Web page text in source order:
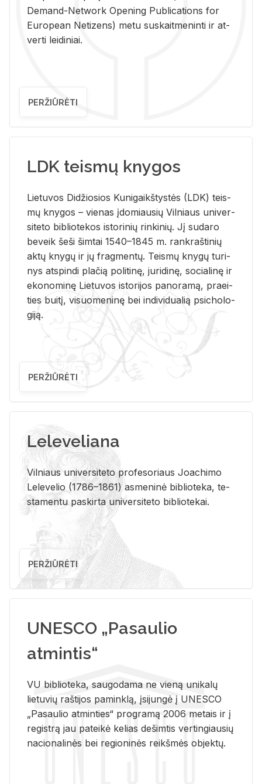
De­mand-Ne­twork Ope­ning Pub­li­ca­tions for
Eu­ro­pe­an Ne­ti­zens) metu su­skait­me­nin­ti ir at­
ver­ti lei­di­niai.
PERŽIŪRĖTI
LDK teismų knygos
Lie­tu­vos Di­džio­sios Ku­ni­gaikš­tys­tės (LDK) teis­
mų kny­gos – vie­nas įdo­miau­sių Vil­niaus uni­ver­
si­te­to bi­b­lio­te­kos is­to­ri­nių rin­ki­nių. Jį su­da­ro
be­veik šeši šim­tai 1540–1845 m. rank­raš­ti­nių
aktų kny­gų ir jų frag­men­tų. Teis­mų kny­gų tu­ri­
nys at­spin­di pla­čią po­li­ti­nę, ju­ri­di­nę, so­cia­li­nę ir
eko­no­mi­nę Lie­tu­vos is­to­ri­jos pa­no­ra­mą, pra­ei­
ties bui­tį, vi­suo­me­ni­nę bei in­di­vi­dua­lią psi­cho­lo­
gi­ją.
PERŽIŪRĖTI
Leleveliana
Vil­niaus uni­ver­si­te­to pro­fe­so­riaus Jo­a­chi­mo
Le­le­ve­lio (1786–1861) as­me­ni­nė bi­b­lio­te­ka, te­
sta­men­tu pa­skir­ta uni­ver­si­te­to bi­b­lio­te­kai.
PERŽIŪRĖTI
UNESCO „Pasaulio
atmintis“
VU biblioteka, saugodama ne vieną unikalų
lietuvių raštijos paminklą, įsijungė į UNESCO
„Pasaulio atminties“ programą 2006 metais ir į
registrą jau pateikė kelias dešimtis vertingiausių
nacionalinės bei regioninės reikšmės objektų.